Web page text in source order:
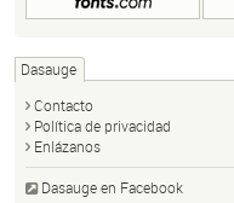
Dasauge
Contacto
Política de privacidad
Enlázanos
Dasauge en Facebook